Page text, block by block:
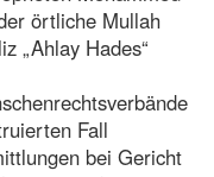
örtliche Mullah
„Ahlay Hades“
Fall
bei Gericht